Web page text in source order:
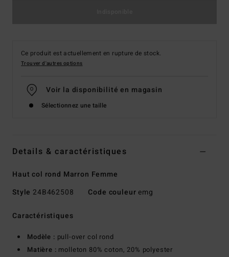
Ce produit est actuellement en rupture de stock.
Trouver d'autres options
Voir la disponibilité en magasin
Sélectionnez une taille
Details & caractéristiques
Haut col rond Marron Femme
Style 24B462508 Code couleur emg
Caractéristiques
Modèle : pull-over col rond
Matière : molleton 80% coton, 20% polyester